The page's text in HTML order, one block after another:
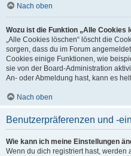
Nach oben
Wozu ist die Funktion „Alle Cookies
„Alle Cookies löschen“ löscht die
sorgen, dass du im Forum
Cookies einige Funktionen, wie
sie von der Board-Administration
An- oder Abmeldung hast, kann es
Nach oben
Benutzerpräferenzen und -
Wie kann ich meine Einstellungen
Wenn du dich registriert hast,